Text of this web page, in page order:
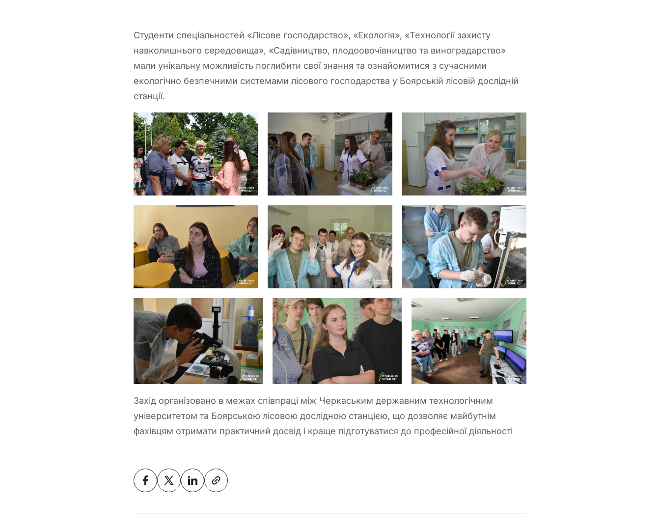
Студенти спеціальностей «Лісове господарство», «Екологія», «Технології захисту
навколишнього середовища», «Садівництво, плодоовочівництво та виноградарство»
мали унікальну можливість поглибити свої знання та ознайомитися з сучасними
екологічно безпечними системами лісового господарства у Боярській лісовій дослідній
станції.
Захід організовано в межах співпраці між Черкаським державним технологічним
університетом та Боярською лісовою дослідною станцією, що дозволяє майбутнім
фахівцям отримати практичний досвід і краще підготуватися до професійної діяльності